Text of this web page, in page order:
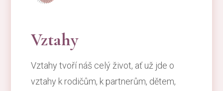
Vztahy
Vztahy tvoří náš celý život, ať už jde o
vztahy k rodičům, k partnerům, dětem,